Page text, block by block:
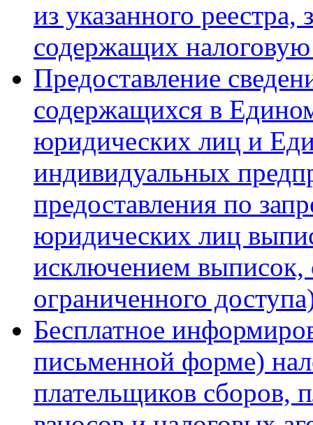
из указанного
содержащих
Предоставление
содержащихся в
юридических лиц и
индивидуальных
предоставления по
юридических лиц
исключением выписок,
ограниченного
Бесплатное
письменной форме)
плательщиков сборов,